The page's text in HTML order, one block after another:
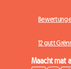
12 gutt
Maacht mat